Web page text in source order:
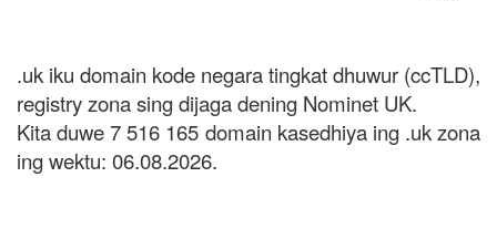
.uk iku domain kode negara tingkat dhuwur (ccTLD),
registry zona sing dijaga dening Nominet UK.
Kita duwe 7 516 165 domain kasedhiya ing .uk zona
ing wektu: 06.08.2026.